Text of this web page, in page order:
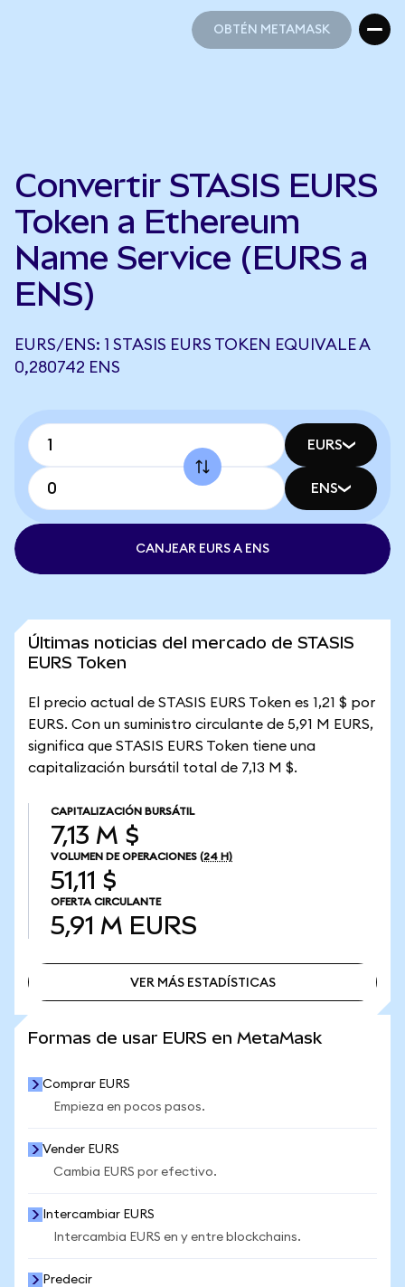
OBTÉN METAMASK
Convertir STASIS EURS
Token a Ethereum
Name Service (EURS a
ENS)
EURS/ENS: 1 STASIS EURS TOKEN EQUIVALE A
0,280742 ENS
EURS
ENS
CANJEAR EURS A ENS
Últimas noticias del mercado de STASIS
EURS Token
El precio actual de STASIS EURS Token es 1,21 $ por
EURS. Con un suministro circulante de 5,91 M EURS,
significa que STASIS EURS Token tiene una
capitalización bursátil total de 7,13 M $.
CAPITALIZACIÓN BURSÁTIL
7,13 M $
VOLUMEN DE OPERACIONES (24 H)
51,11 $
OFERTA CIRCULANTE
5,91 M EURS
VER MÁS ESTADÍSTICAS
Formas de usar EURS en MetaMask
Comprar EURS
Empieza en pocos pasos.
Vender EURS
Cambia EURS por efectivo.
Intercambiar EURS
Intercambia EURS en y entre blockchains.
Predecir